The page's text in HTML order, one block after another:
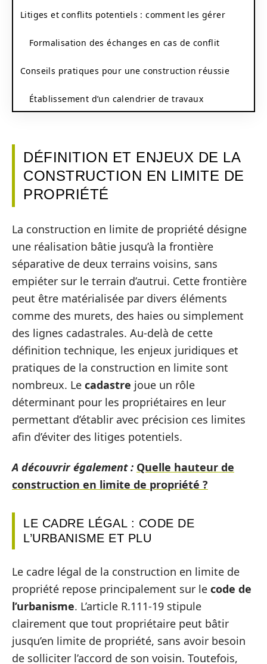
Litiges et conflits potentiels : comment les gérer
Formalisation des échanges en cas de conflit
Conseils pratiques pour une construction réussie
Établissement d’un calendrier de travaux
DÉFINITION ET ENJEUX DE LA
CONSTRUCTION EN LIMITE DE
PROPRIÉTÉ
La construction en limite de propriété désigne
une réalisation bâtie jusqu’à la frontière
séparative de deux terrains voisins, sans
empiéter sur le terrain d’autrui. Cette frontière
peut être matérialisée par divers éléments
comme des murets, des haies ou simplement
des lignes cadastrales. Au-delà de cette
définition technique, les enjeux juridiques et
pratiques de la construction en limite sont
nombreux. Le cadastre joue un rôle
déterminant pour les propriétaires en leur
permettant d’établir avec précision ces limites
afin d’éviter des litiges potentiels.
A découvrir également : Quelle hauteur de
construction en limite de propriété ?
LE CADRE LÉGAL : CODE DE
L’URBANISME ET PLU
Le cadre légal de la construction en limite de
propriété repose principalement sur le code de
l’urbanisme. L’article R.111-19 stipule
clairement que tout propriétaire peut bâtir
jusqu’en limite de propriété, sans avoir besoin
de solliciter l’accord de son voisin. Toutefois,